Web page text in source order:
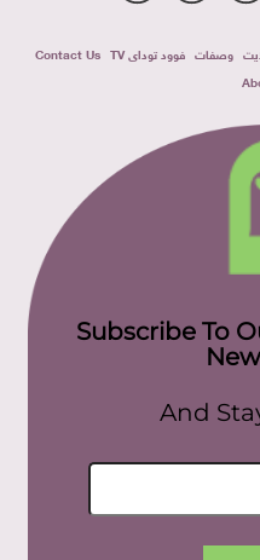
وصفات فوود توداى TV
Contact Us
Subscribe To
And